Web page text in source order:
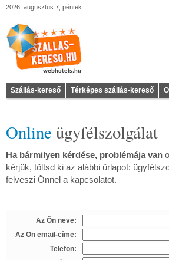
2026. augusztus 7, péntek
Szállás-kereső Térképes szállás-kereső
Online ügyfélszolgálat
Ha bármilyen kérdése, problémája van
kérjük, töltsd ki az alábbi űrlapot:
felveszi Önnel a kapcsolatot.
Az Ön neve:
Az Ön email-címe:
Telefon: